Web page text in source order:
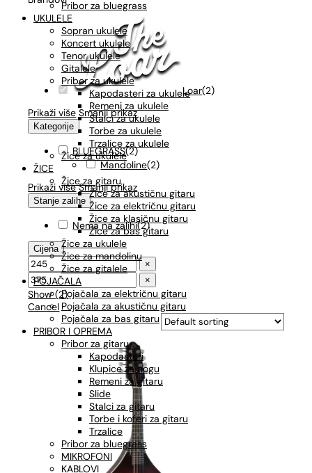
Pribor za bluegrass
UKULELE
Sopran ukulele
Koncert ukulele
Tenor ukulele
Gitalele
Pribor za ukulele
Kapodasteri za ukulele
Remeni za ukulele
Stalci za ukulele
Torbe za ukulele
Trzalice za ukulele
Žice za ukulele
ŽICE
Žice za gitaru
Žice za akustičnu gitaru
Žice za električnu gitaru
Žice za klasičnu gitaru
Žice za bas gitaru
Žice za ukulele
Žice za mandolinu
Žice za gitalele
POJAČALA
Pojačala za električnu gitaru
Pojačala za akustičnu gitaru
Pojačala za bas gitaru
PRIBOR I OPREMA
Pribor za gitaru
Kapodasteri
Klupice za nogu
Remeni za gitaru
Slide
Stalci za gitaru
Torbe i koferi za gitaru
Trzalice
Pribor za bluegrass
MIKROFONI
KABLOVI
Loar(2)
Prikaži više Smanji prikaz
Kategorije
BLUEGRASS(2)
Mandoline(2)
Prikaži više Smanji prikaz
Stanje zalihe
Nema na zalihi(2)
Cijena
×
×
Show(2)
Cancel